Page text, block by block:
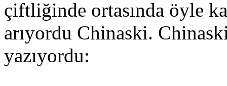
çiftliğinde ortasında öyle
arıyordu Chinaski.
yazıyordu: